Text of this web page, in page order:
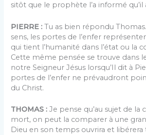
sitôt que le prophète l’a informé qu’il
PIERRE :Tu as bien répondu
sens, les portes de l’enfer
qui tient l’humanité dans l’état ou la
Cette même pensée se trouve dans
notre Seigneur Jésus lorsqu’Il dit à
portes de l’enfer ne prévaudront
du Christ.
THOMAS :Je pense qu’au sujet de la
mort, on peut la comparer à une
Dieu en son temps ouvrira et libérera